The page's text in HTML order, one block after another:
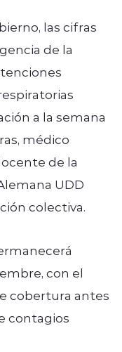
las cifras
de la
a la semana
médico
de la
UDD
colectiva.
con el
cobertura antes
contagios